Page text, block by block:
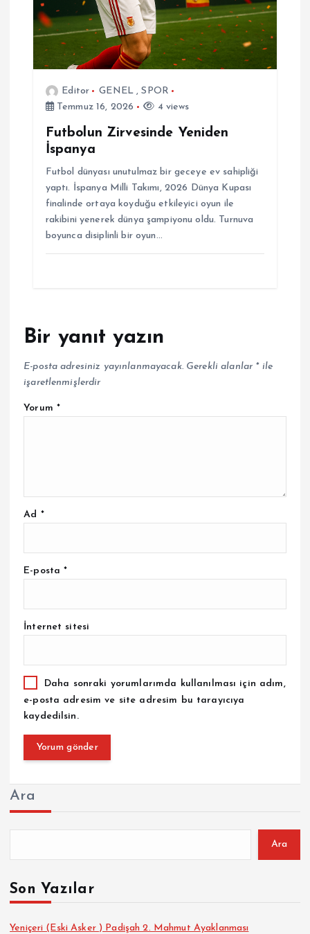
Editor GENEL,SPOR
Temmuz 16, 2026
4 views
Futbolun Zirvesinde Yeniden
İspanya
Futbol dünyası unutulmaz bir geceye ev sahipliği
yaptı. İspanya Milli Takımı, 2026 Dünya Kupası
finalinde ortaya koyduğu etkileyici oyun ile
rakibini yenerek dünya şampiyonu oldu. Turnuva
boyunca disiplinli bir oyun…
Bir yanıt yazın
E-posta adresiniz yayınlanmayacak. Gerekli alanlar *ile
işaretlenmişlerdir
Yorum *
Ad *
E-posta*
İnternet sitesi
Daha sonraki yorumlarımda kullanılması için adım,
e-posta adresim ve site adresim bu tarayıcıya
kaydedilsin.
Ara
Ara
Son Yazılar
Yeniçeri (Eski Asker ) Padişah 2. Mahmut Ayaklanması